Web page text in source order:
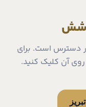
دسترس است. برای
آن کلیک کنید.